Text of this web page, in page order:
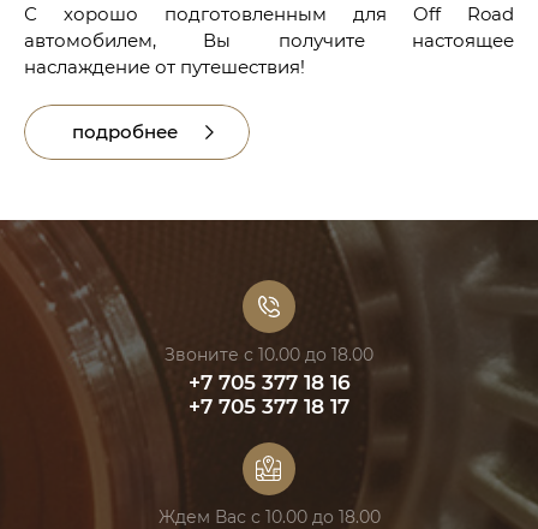
С хорошо подготовленным для Off Road
автомобилем, Вы получите настоящее
наслаждение от путешествия!
подробнее
Звоните с 10.00 до 18.00
+7 705 377 18 16
+7 705 377 18 17
Ждем Вас с 10.00 до 18.00